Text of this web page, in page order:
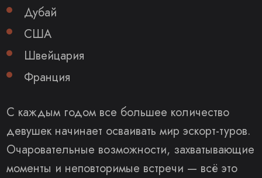
Дубай
США
Швейцария
Франция
С каждым годом все большее количество
девушек начинает осваиватьмир эскорт-туров.
Очаровательные возможности, захватывающие
моменты и неповторимые встречи — всё это